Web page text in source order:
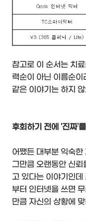
참고로 이 순서는 치
력순이 아닌 이름순
같은 이야기는 하지
후회하기 전에 '진짜'
어쨌든 대부분 익숙
그만큼 오랜동안 신
고 있다는 이야기인
부터 인터넷을 쓰면
만큼 자신의 상황에